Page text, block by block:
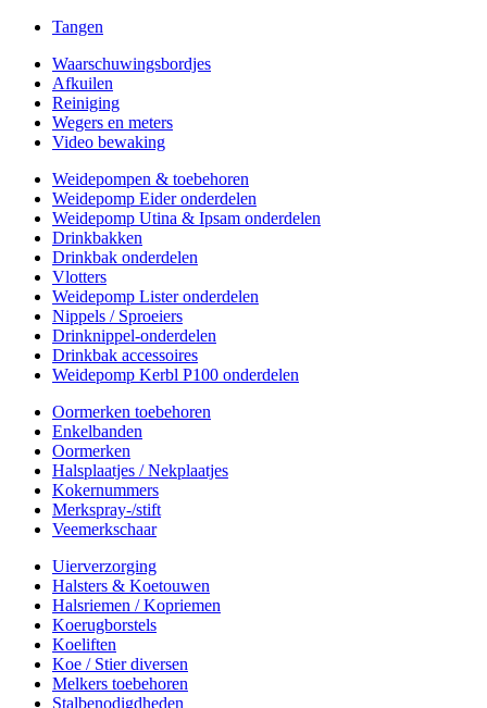
Tangen
Waarschuwingsbordjes
Afkuilen
Reiniging
Wegers en meters
Video bewaking
Weidepompen & toebehoren
Weidepomp Eider onderdelen
Weidepomp Utina & Ipsam onderdelen
Drinkbakken
Drinkbak onderdelen
Vlotters
Weidepomp Lister onderdelen
Nippels / Sproeiers
Drinknippel-onderdelen
Drinkbak accessoires
Weidepomp Kerbl P100 onderdelen
Oormerken toebehoren
Enkelbanden
Oormerken
Halsplaatjes / Nekplaatjes
Kokernummers
Merkspray-/stift
Veemerkschaar
Uierverzorging
Halsters & Koetouwen
Halsriemen / Kopriemen
Koerugborstels
Koeliften
Koe / Stier diversen
Melkers toebehoren
Stalbenodigdheden